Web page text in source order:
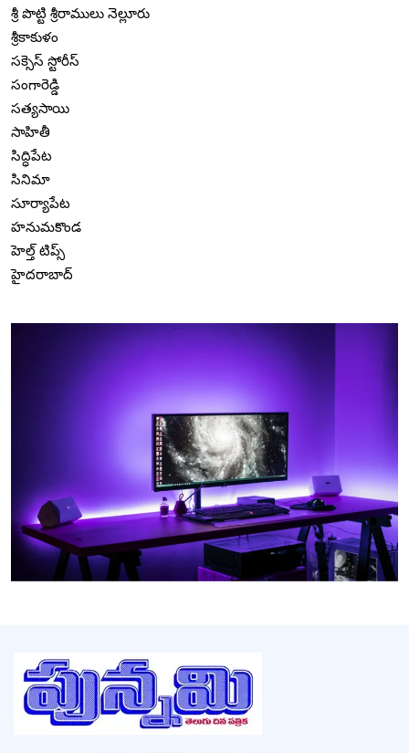
శ్రీ పొట్టి శ్రీరాములు నెల్లూరు
శ్రీకాకుళం
సక్సెస్ స్టోరీస్
సంగారెడ్డి
సత్యసాయి
సాహితీ
సిద్ధిపేట
సినిమా
సూర్యాపేట
హనుమకొండ
హెల్త్ టిప్స్
హైదరాబాద్